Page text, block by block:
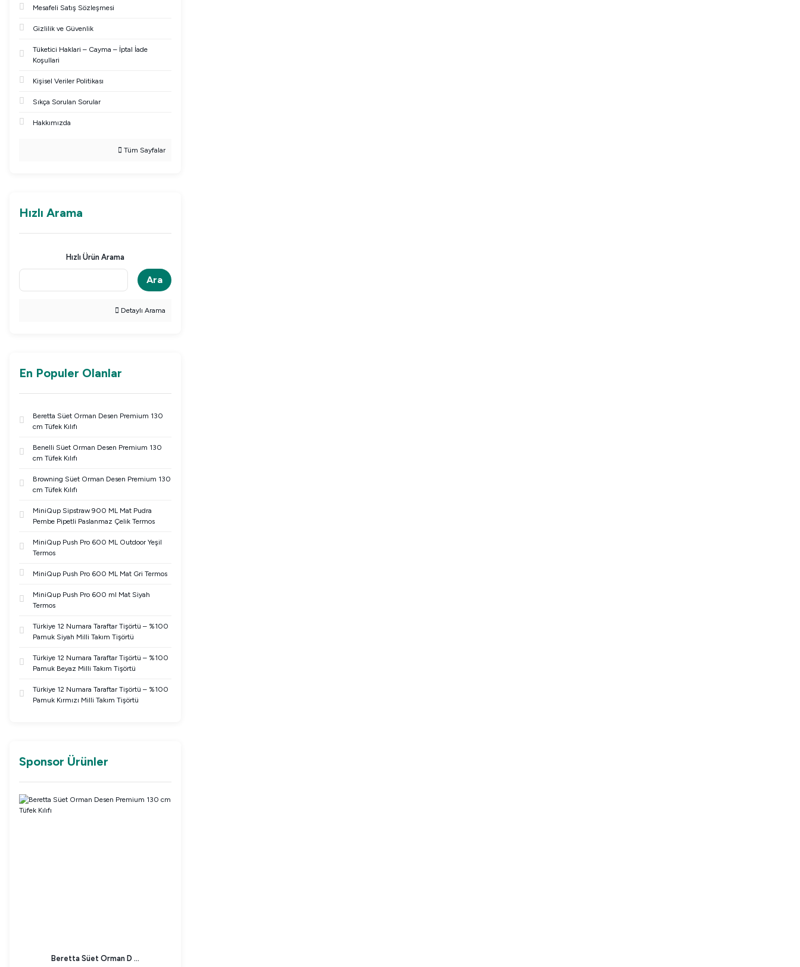
Mesafeli Satış Sözleşmesi
Gizlilik ve Güvenlik
Tüketici Haklari – Cayma – İptal İade
Koşullari
Kişisel Veriler Politikası
Sıkça Sorulan Sorular
Hakkımızda
Tüm Sayfalar
Hızlı Arama
Hızlı Ürün Arama
Ara
Detaylı Arama
En Populer Olanlar
Beretta Süet Orman Desen Premium 130
cm Tüfek Kılıfı
Benelli Süet Orman Desen Premium 130
cm Tüfek Kılıfı
Browning Süet Orman Desen Premium 130
cm Tüfek Kılıfı
MiniQup Sipstraw 900 ML Mat Pudra
Pembe Pipetli Paslanmaz Çelik Termos
MiniQup Push Pro 600 ML Outdoor Yeşil
Termos
MiniQup Push Pro 600 ML Mat Gri Termos
MiniQup Push Pro 600 ml Mat Siyah
Termos
Türkiye 12 Numara Taraftar Tişörtü – %100
Pamuk Siyah Milli Takım Tişörtü
Türkiye 12 Numara Taraftar Tişörtü – %100
Pamuk Beyaz Milli Takım Tişörtü
Türkiye 12 Numara Taraftar Tişörtü – %100
Pamuk Kırmızı Milli Takım Tişörtü
Sponsor Ürünler
Beretta Süet Orman D ...